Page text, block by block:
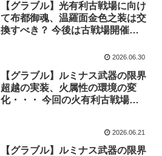
【グラブル】光有利古戦場に向け
て布都御魂、温羅面金色之装は交
換すべき？ 今後は古戦場開催毎
2026.06.30
【グラブル】ルミナス武器の限界
超越の実装、火属性の環境の変
化・・・ 今回の火有利古戦場の
2026.06.21
【グラブル】ルミナス武器の限界